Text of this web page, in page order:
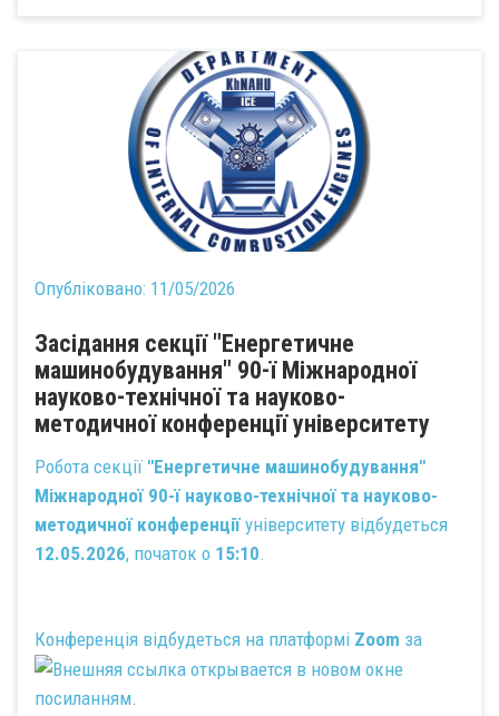
Опубліковано: 11/05/2026
Засідання секції "Енергетичне
машинобудування" 90-ї Міжнародної
науково-технічної та науково-
методичної конференції університету
Робота секції "Енергетичне машинобудування"
Міжнародної 90-ї науково-технічної та науково-
методичної конференціїуніверситету відбудеться
12.05.2026, початок о 15:10.
Конференція відбудеться на платформі Zoom за
посиланням.